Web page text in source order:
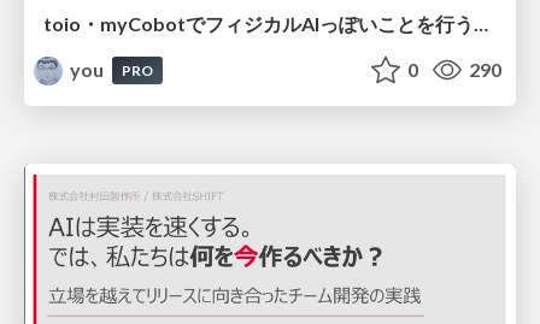
you
PRO 0 290